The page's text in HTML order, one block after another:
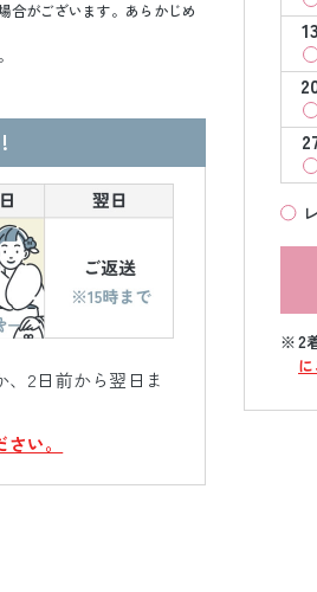
13
2
合がございます。あらかじめ
、2日前から翌日ま
い。